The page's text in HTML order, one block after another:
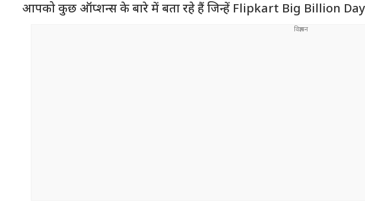
आपको कुछ ऑप्शन्स के बारे में बता रहे हैं जिन्हें Flipkart Big Billion